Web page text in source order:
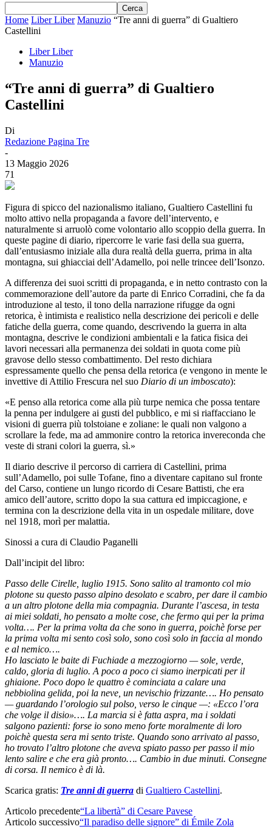
Home Liber Liber Manuzio “Tre anni di guerra” di Gualtiero
Castellini
Liber Liber
Manuzio
“Tre anni di guerra” di Gualtiero
Castellini
Di
Redazione Pagina Tre
-
13 Maggio 2026
71
Figura di spicco del nazionalismo italiano, Gualtiero Castellini fu
molto attivo nella propaganda a favore dell’intervento, e
naturalmente si arruolò come volontario allo scoppio della guerra. In
queste pagine di diario, ripercorre le varie fasi della sua guerra,
dall’entusiasmo iniziale alla dura realtà della guerra, prima in alta
montagna, sui ghiacciai dell’Adamello, poi nelle trincee dell’Isonzo.
A differenza dei suoi scritti di propaganda, e in netto contrasto con la
commemorazione dell’autore da parte di Enrico Corradini, che fa da
introduzione al testo, il tono della narrazione rifugge da ogni
retorica, è intimista e realistico nella descrizione dei pericoli e delle
fatiche della guerra, come quando, descrivendo la guerra in alta
montagna, descrive le condizioni ambientali e la fatica fisica dei
lavori necessari alla permanenza dei soldati in quota come più
gravose dello stesso combattimento. Del resto dichiara
espressamente quello che pensa della retorica (e vengono in mente le
invettive di Attilio Frescura nel suo Diario di un imboscato):
«E penso alla retorica come alla più turpe nemica che possa tentare
la penna per indulgere ai gusti del pubblico, e mi si riaffacciano le
visioni di guerra più tolstoiane e zoliane: le quali non valgono a
scrollare la fede, ma ad ammonire contro la retorica invereconda che
veste di strani colori la guerra, sì.»
Il diario descrive il percorso di carriera di Castellini, prima
sull’Adamello, poi sulle Tofane, fino a diventare capitano sul fronte
del Carso, contiene un lungo ricordo di Cesare Battisti, che era
amico dell’autore, scritto dopo la sua cattura ed impiccagione, e
termina con la descrizione della vita in un ospedale militare, dove
nel 1918, morì per malattia.
Sinossi a cura di Claudio Paganelli
Dall’incipit del libro:
Passo delle Cirelle, luglio 1915. Sono salito al tramonto col mio
plotone su questo passo alpino desolato e scabro, per dare il cambio
a un altro plotone della mia compagnia. Durante l’ascesa, in testa
ai miei soldati, ho pensato a molte cose, che fermo qui per la prima
volta…. Per la prima volta da che sono in guerra, poichè forse per
la prima volta mi sento così solo, sono così solo in faccia al mondo
e al nemico….
Ho lasciato le baite di Fuchiade a mezzogiorno — sole, verde,
caldo, gloria di luglio. A poco a poco ci siamo inerpicati per il
ghiaione. Poco dopo le quattro è cominciata a calare una
nebbiolina gelida, poi la neve, un nevischio frizzante…. Ho pensato
— guardando l’orologio sul polso, verso le cinque —: «Ecco l’ora
che volge il disio»…. La marcia si è fatta aspra, ma i soldati
salgono pazienti: forse io sono meno forte moralmente di loro
poichè questa sera mi sento triste. Quando sono arrivato al passo,
ho trovato l’altro plotone che aveva spiato passo per passo il mio
lento salire e che era già pronto…. Cambio in due minuti. Consegne
di corsa. Il nemico è di là.
Scarica gratis: Tre anni di guerra di Gualtiero Castellini.
Articolo precedente“La libertà” di Cesare Pavese
Articolo successivo“Il paradiso delle signore” di Émile Zola